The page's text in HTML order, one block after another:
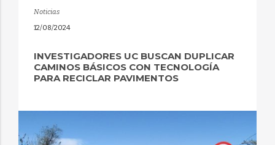
Noticias
12/08/2024
INVESTIGADORES UC BUSCAN DUPLICAR
CAMINOS BÁSICOS CON TECNOLOGÍA
PARA RECICLAR PAVIMENTOS